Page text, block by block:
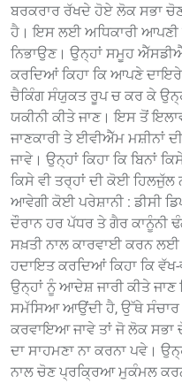
ਬਰਕਰਾਰ ਰੱਖਦੇ ਹੋਏ ਲੋਕ ਸਭਾ
ਹੈ। ਇਸ ਲਈ ਅਧਿਕਾਰੀ ਆਪਣੀ
ਨਿਭਾਉਣ। ਉਨ੍ਹਾਂ ਸਮੂਹ
ਕਰਦਿਆਂ ਕਿਹਾ ਕਿ ਆਪਣੇ
ਚੈਕਿੰਗ ਸੰਯੁਕਤ ਰੂਪ ਚ ਕਰ ਕੇ
ਯਕੀਨੀ ਕੀਤੇ ਜਾਣ। ਇਸ ਤੋਂ
ਜਾਣਕਾਰੀ ਤੇ ਈਵੀਐੱਮ ਮਸ਼ੀਨਾਂ
ਜਾਵੇ। ਉਨ੍ਹਾਂ ਕਿਹਾ ਕਿ ਬਿਨਾਂ
ਕਿਸੇ ਵੀ ਤਰ੍ਹਾਂ ਦੀ ਕੋਈ ਹਿਲਜੁੱਲ
ਆਵੇਗੀ ਕੋਈ ਪਰੇਸ਼ਾਨੀ : ਡੀਸੀ
ਦੌਰਾਨ ਹਰ ਪੱਧਰ ਤੇ ਗੈਰ ਕਾਨੂੰਨੀ
ਸਖ਼ਤੀ ਨਾਲ ਕਾਰਵਾਈ ਕਰਨ ਲਈ
ਹਦਾਇਤ ਕਰਦਿਆਂ ਕਿਹਾ ਕਿ
ਉਨ੍ਹਾਂ ਨੂੰ ਆਦੇਸ਼ ਜਾਰੀ ਕੀਤੇ ਜਾਣ
ਸਮੱਸਿਆ ਆਉਂਦੀ ਹੈ, ਉੱਥੇ
ਕਰਵਾਇਆ ਜਾਵੇ ਤਾਂ ਜੋ ਲੋਕ ਸਭਾ
ਦਾ ਸਾਹਮਣਾ ਨਾ ਕਰਨਾ ਪਵੇ।
ਨਾਲ ਚੋਣ ਪ੍ਰਕ੍ਰਿਆ ਮੁਕੰਮਲ